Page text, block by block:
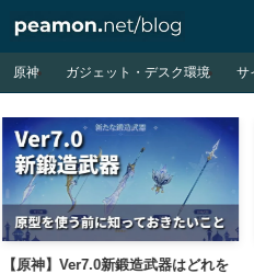
原神 ガジェット・デスク環境 サ
造武器はどれを
【原神】Ver7.0